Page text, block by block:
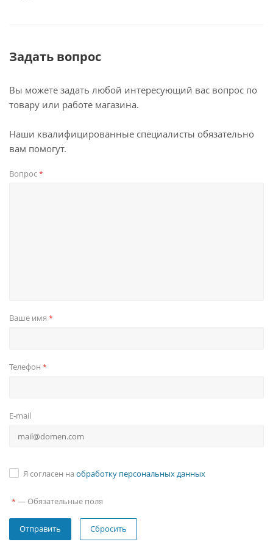
Задать вопрос
Вы можете задать любой интересующий вас вопрос по
товару или работе магазина.
Наши квалифицированные специалисты обязательно
вам помогут.
Вопрос*
Ваше имя *
Телефон *
E-mail
Я согласен на обработку персональных данных
* — Обязательные поля
Сбросить